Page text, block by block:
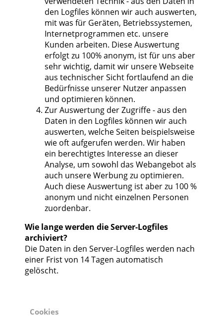
den Logfiles können wir auch auswerten,
mit was für Geräten, Betriebssystemen,
Internetprogrammen etc. unsere
Kunden arbeiten. Diese Auswertung
erfolgt zu 100% anonym, ist für uns aber
sehr wichtig, damit wir unsere Webseite
aus technischer Sicht fortlaufend an die
Bedürfnisse unserer Nutzer anpassen
und optimieren können.
Zur Auswertung der Zugriffe - aus den
Daten in den Logfiles können wir auch
auswerten, welche Seiten beispielsweise
wie oft aufgerufen werden. Wir haben
ein berechtigtes Interesse an dieser
Analyse, um sowohl das Webangebot als
auch unsere Werbung zu optimieren.
Auch diese Auswertung ist aber zu 100 %
anonym und nicht einzelnen Personen
zuordenbar.
Wie lange werden die Server-Logfiles
archiviert?
Die Daten in den Server-Logfiles werden nach
einer Frist von 14 Tagen automatisch
gelöscht.
Cookies